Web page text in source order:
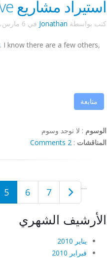
استيراد مشاريع Kdenlive وKino!
كتب بواسطة Jonathan في 6 مارس، 2010
. I know there are a few others,
متابعة
الوسوم : لا توجد وسوم
المناقشات :
2 Comments
…
5 6 7
الأرشيف الشهري
يناير 2010
فبراير 2010